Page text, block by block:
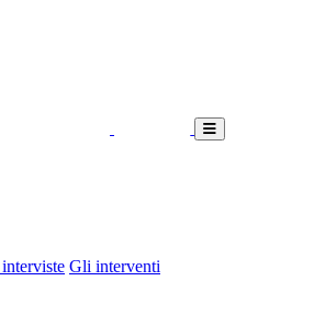
Gli interventi